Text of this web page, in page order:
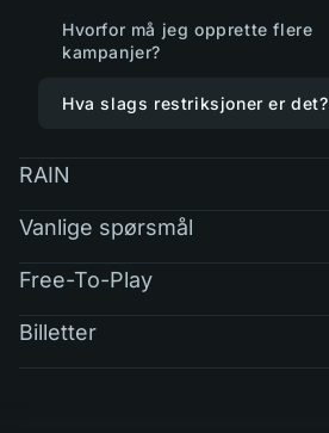
Hvorfor må jeg opprette flere
kampanjer?
Hva slags restriksjoner er det?
RAIN
Vanlige spørsmål
Free-To-Play
Billetter